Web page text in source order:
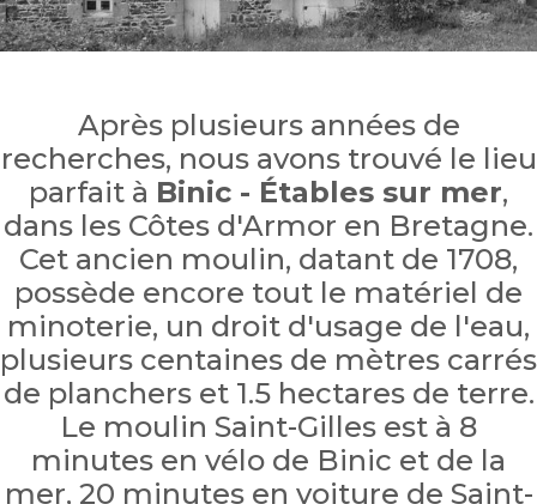
Après plusieurs années de
recherches, nous avons trouvé le lieu
parfait à Binic - Étables sur mer,
dans les Côtes d'Armor en Bretagne.
Cet ancien moulin, datant de 1708,
possède encore tout le matériel de
minoterie, un droit d'usage de l'eau,
plusieurs centaines de mètres carrés
de planchers et 1.5 hectares de terre.
Le moulin Saint-Gilles est à 8
minutes en vélo de Binic et de la
mer, 20 minutes en voiture de Saint-